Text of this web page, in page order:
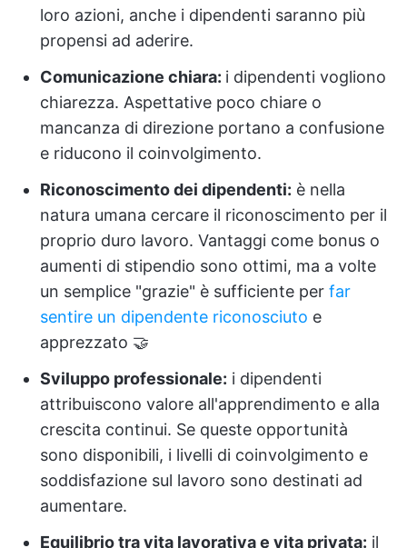
loro azioni, anche i dipendenti saranno più
propensi ad aderire.
Comunicazione chiara: i dipendenti vogliono
chiarezza. Aspettative poco chiare o
mancanza di direzione portano a confusione
e riducono il coinvolgimento.
Riconoscimento dei dipendenti: è nella
natura umana cercare il riconoscimento per il
proprio duro lavoro. Vantaggi come bonus o
aumenti di stipendio sono ottimi, ma a volte
un semplice "grazie" è sufficiente per far
sentire un dipendente riconosciuto e
apprezzato 🤝
Sviluppo professionale: i dipendenti
attribuiscono valore all'apprendimento e alla
crescita continui. Se queste opportunità
sono disponibili, i livelli di coinvolgimento e
soddisfazione sul lavoro sono destinati ad
aumentare.
Equilibrio tra vita lavorativa e vita privata: il